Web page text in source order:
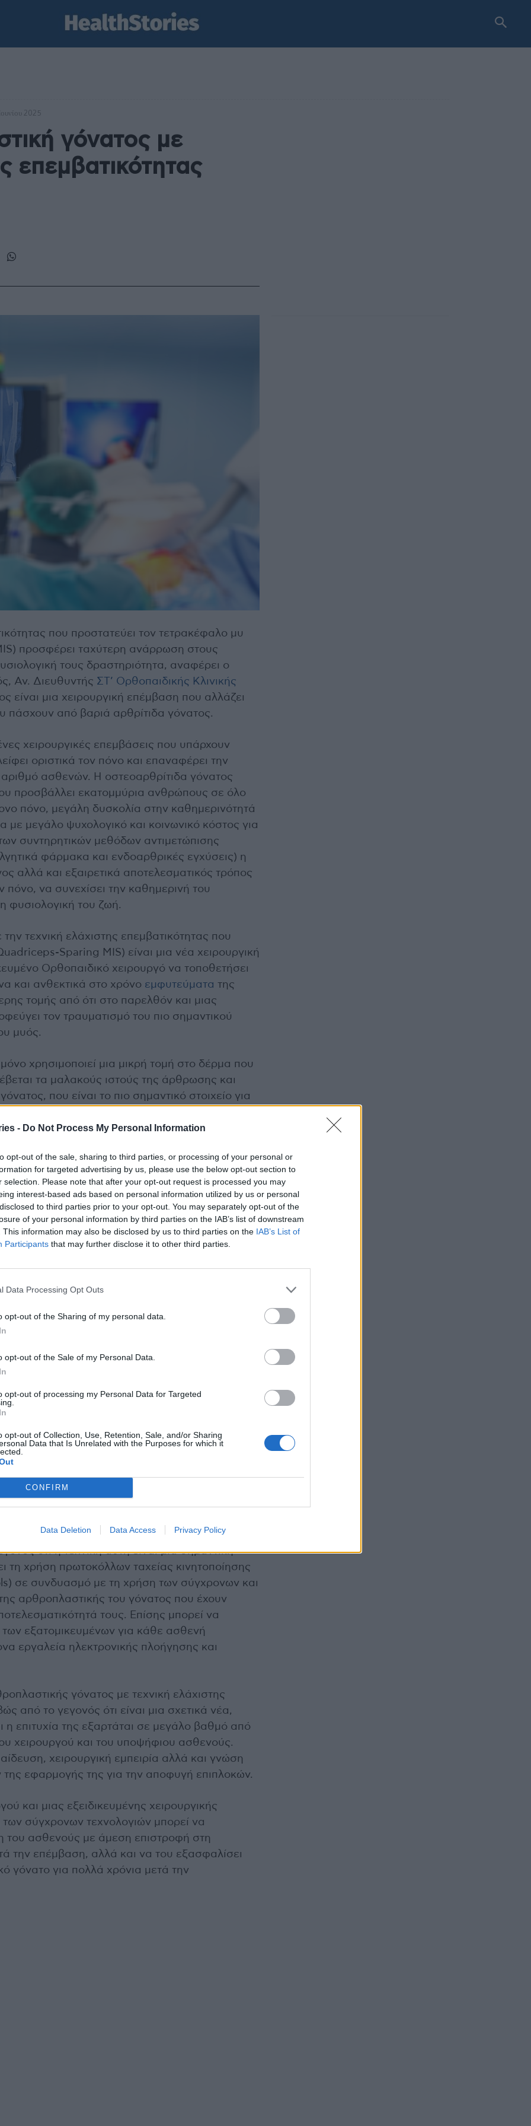
- Do Not Process My Personal Information
opt-out of the sale, sharing to third parties, or processing of your personal or
for targeted advertising by us, please use the below opt-out section to
selection. Please note that after your opt-out request is processed you may
interest-based ads based on personal information utilized by us or personal
to third parties prior to your opt-out. You may separately opt-out of the
of your personal information by third parties on the IAB’s list of downstream
This information may also be disclosed by us to third parties on the IAB’s List of
Participants that may further disclose it to other third parties.
Data Processing Opt Outs
opt-out of the Sharing of my personal data.
opt-out of the Sale of my Personal Data.
opt-out of processing my Personal Data for Targeted
opt-out of Collection, Use, Retention, Sale, and/or Sharing
Data that Is Unrelated with the Purposes for which it
CONFIRM
Data Deletion Data Access Privacy Policy
2025
γόνατος με
επεμβατικότητας
που προστατεύει τον τετρακέφαλο μυ
προσφέρει ταχύτερη ανάρρωση στους
τους δραστηριότητα, αναφέρει ο
Αν. Διευθυντής ΣΤ’ Ορθοπαιδικής Κλινικής
είναι μια χειρουργική επέμβαση που αλλάζει
πάσχουν από βαριά αρθρίτιδα γόνατος.
χειρουργικές επεμβάσεις που υπάρχουν
οριστικά τον πόνο και επαναφέρει την
ασθενών. Η οστεοαρθρίτιδα γόνατος
προσβάλλει εκατομμύρια ανθρώπους σε όλο
πόνο, μεγάλη δυσκολία στην καθημερινότητά
με μεγάλο ψυχολογικό και κοινωνικό κόστος για
συντηρητικών μεθόδων αντιμετώπισης
φάρμακα και ενδοαρθρικές εγχύσεις) η
αλλά και εξαιρετικά αποτελεσματικός τρόπος
να συνεχίσει την καθημερινή του
φυσιολογική του ζωή.
τεχνική ελάχιστης επεμβατικότητας που
Sparing ΜΙS) είναι μια νέα χειρουργική
Ορθοπαιδικό χειρουργό να τοποθετήσει
και ανθεκτικά στο χρόνο εμφυτεύματα της
τομής από ότι στο παρελθόν και μιας
τον τραυματισμό του πιο σημαντικού
μυός.
χρησιμοποιεί μια μικρή τομή στο δέρμα που
τα μαλακούς ιστούς της άρθρωσης και
που είναι το πιο σημαντικό στοιχείο για
του ασθενούς μετά το χειρουργείο. Ο
αρθροπλαστικής προσφέρει στον ασθενή
μετεγχειρητικό πόνο, πλήρως ανεξάρτητη
μετά το χειρουργείο και άμεση επιστροφή
αυτής χειρουργικής μεθόδου είναι:
και της απρόσκοπτης λειτουργίας της νέας
σε αρθροπλαστική γόνατος με τεχνική
ότι αναλαμβάνουν τον έλεγχο της
τη λειτουργικότητα του γόνατος πολύ πιο
το χειρουργικό τραύμα δεν περιλαμβάνει
έκτασης του γόνατος που αποτελούσε
του τετρακεφάλου μυός προστατεύεται
αλλά απλά παρεκτοπίζεται στο πλάι της
το καλύτερο κοσμητικό αποτέλεσμα είναι από
της τεχνικής, η τομή στο δέρμα και το
περίπου το μισό μέγεθος σε σχέση με τις
λιγότερο μετεγχειρητικό πόνο,
ημέρες παραμονής στο νοσοκομείο,
ταχύτερη ανάρρωση του ασθενούς και
στην εργασία του και την καθημερινή του
ότι η τεχνική αυτή είναι μια σημαντική
τη χρήση πρωτοκόλλων ταχείας κινητοποίησης
σε συνδυασμό με τη χρήση των σύγχρονων και
αρθροπλαστικής του γόνατος που έχουν
τους. Επίσης μπορεί να
εξατομικευμένων για κάθε ασθενή
εργαλεία ηλεκτρονικής πλοήγησης και
γόνατος με τεχνική ελάχιστης
από το γεγονός ότι είναι μια σχετικά νέα,
η επιτυχία της εξαρτάται σε μεγάλο βαθμό από
χειρουργού και του υποψήφιου ασθενούς.
χειρουργική εμπειρία αλλά και γνώση
της εφαρμογής της για την αποφυγή επιπλοκών.
και μιας εξειδικευμένης χειρουργικής
σύγχρονων τεχνολογιών μπορεί να
του ασθενούς με άμεση επιστροφή στη
την επέμβαση, αλλά και να του εξασφαλίσει
γόνατο για πολλά χρόνια μετά την